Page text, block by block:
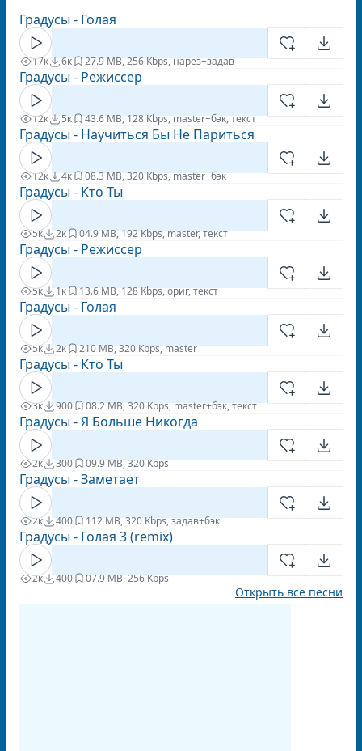
Градусы - Голая
17к 6к 27.9 MB, 256 Kbps, нарез+задав
Градусы - Режиссер
12к 5к 43.6 MB, 128 Kbps, master+бэк, текст
Градусы - Научиться Бы Не Париться
12к 4к 08.3 MB, 320 Kbps, master+бэк
Градусы - Кто Ты
5к 2к 04.9 MB, 192 Kbps, master, текст
Градусы - Режиссер
5к 1к 13.6 MB, 128 Kbps, ориг, текст
Градусы - Голая
5к 2к 210 MB, 320 Kbps, master
Градусы - Кто Ты
3к 900 08.2 MB, 320 Kbps, master+бэк, текст
Градусы - Я Больше Никогда
2к 300 09.9 MB, 320 Kbps
Градусы - Заметает
2к 400 112 MB, 320 Kbps, задав+бэк
Градусы - Голая 3 (remix)
2к 400 07.9 MB, 256 Kbps
Открыть все песни